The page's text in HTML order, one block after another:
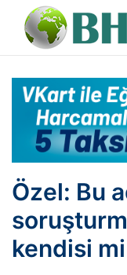
Özel: Bu
kendisi